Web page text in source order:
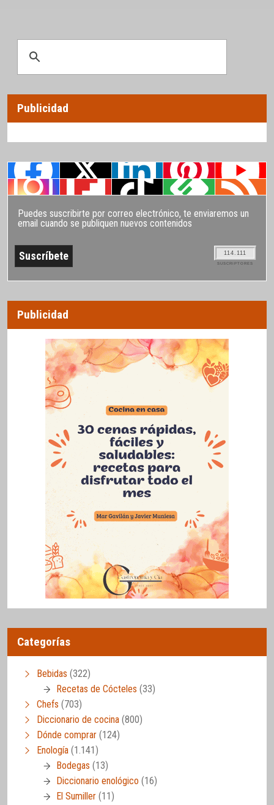
Publicidad
Puedes suscribirte por correo electrónico, te enviaremos un
email cuando se publiquen nuevos contenidos
114.111
SUSCRIPTORES
Publicidad
Categorías
Bebidas (322)
Recetas de Cócteles (33)
Chefs (703)
Diccionario de cocina (800)
Dónde comprar (124)
Enología (1.141)
Bodegas (13)
Diccionario enológico (16)
El Sumiller (11)